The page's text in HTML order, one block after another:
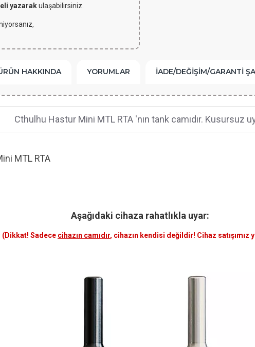
yazarakulaşabilirsiniz.
HAKKINDA YORUMLAR İADE/DEĞIŞIM/GARANTI
Cthulhu Hastur Mini MTL RTA 'nın tank camıdır. Kusursuz
MTL RTA
Aşağıdaki cihaza rahatlıkla uyar:
(Dikkat! Sadece cihazın camıdır, cihazın kendisi değildir! Cihaz satışımız